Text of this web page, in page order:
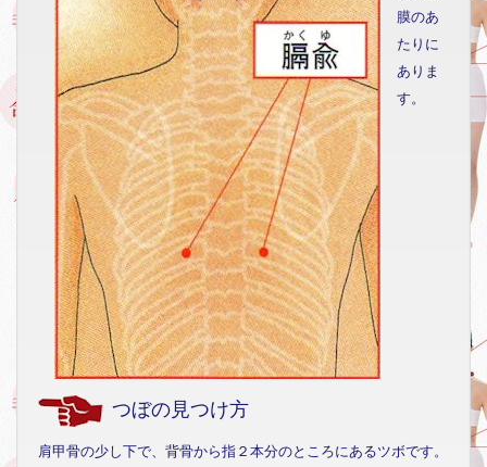
膜のあ
たりに
ありま
す。
つぼの見つけ方
肩甲骨の少し下で、背骨から指２本分のところにあるツボです。